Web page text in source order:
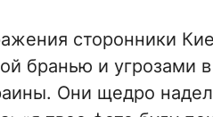
сторонники
бранью и угрозами
Они щедро